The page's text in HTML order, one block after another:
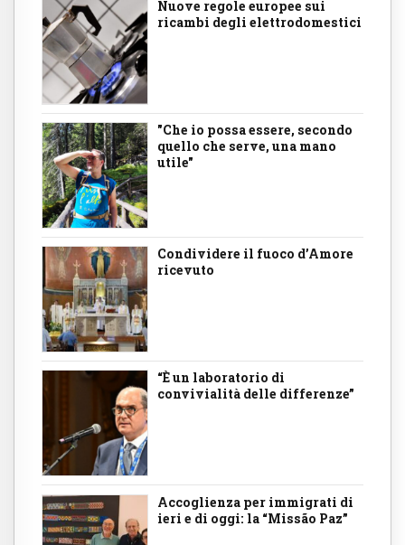
Nuove regole europee sui
ricambi degli elettrodomestici
"Che io possa essere, secondo
quello che serve, una mano
utile"
Condividere il fuoco d’Amore
ricevuto
“È un laboratorio di
convivialità delle differenze”
Accoglienza per immigrati di
ieri e di oggi: la “Missão Paz”